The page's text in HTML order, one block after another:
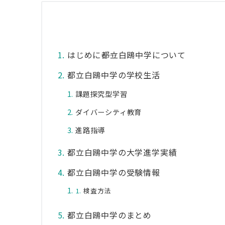
はじめに――都立白鴎中学について
都立白鴎中学の学校生活
課題探究型学習
ダイバーシティ教育
進路指導
都立白鴎中学の大学進学実績
都立白鴎中学の受験情報
検査方法
都立白鴎中学のまとめ